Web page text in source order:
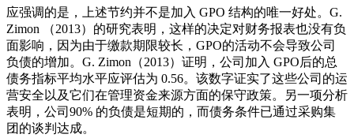
应强调的是，上述节约并不是加入 GPO 结构的唯一好处。G.
Zimon （2013）的研究表明，这样的决定对财务报表也没有负
面影响，因为由于缴款期限较长，GPO的活动不会导致公司
负债的增加。G. Zimon（2013）证明，公司加入 GPO后的总
债务指标平均水平应评估为 0.56。该数字证实了这些公司的运
营安全以及它们在管理资金来源方面的保守政策。另一项分析
表明，公司90% 的负债是短期的，而债务条件已通过采购集
团的谈判达成。